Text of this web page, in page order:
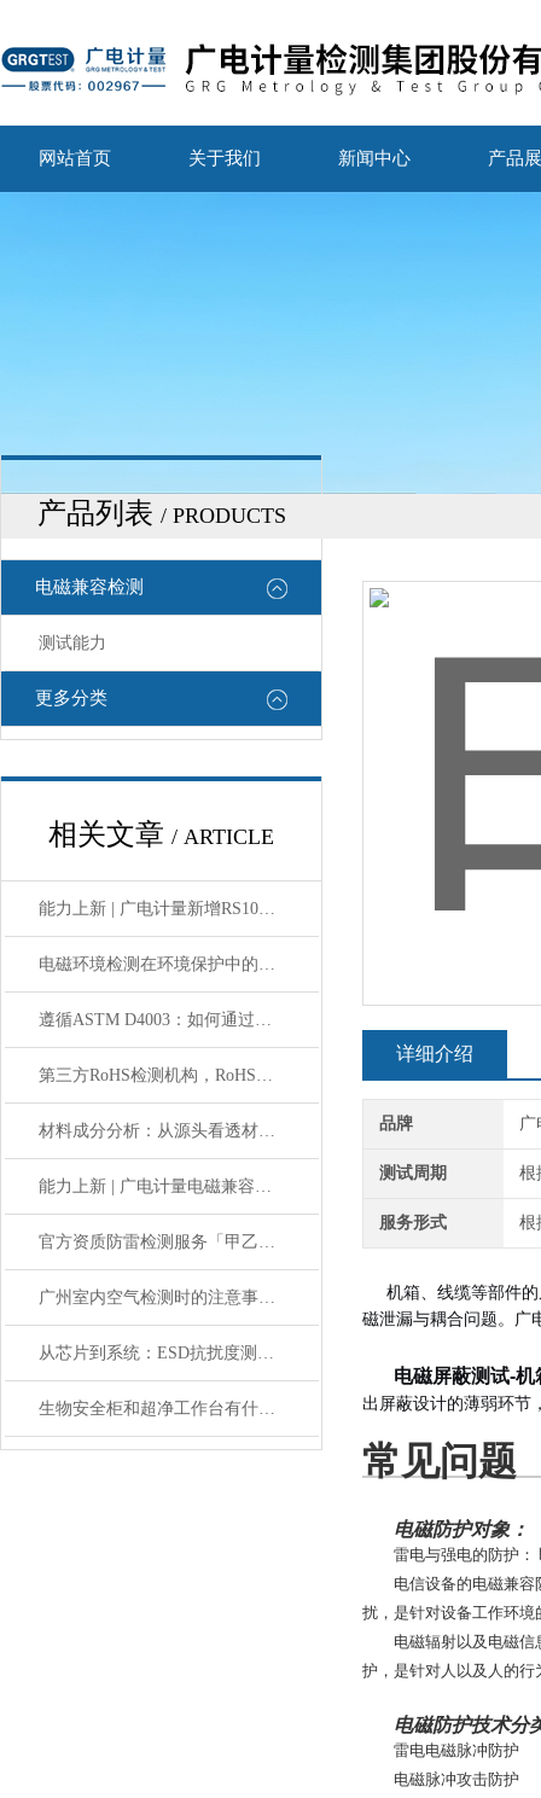
网站首页 关于我们 新闻中心 产品
产品列表 / PRODUCTS
电磁兼容检测
测试能力
更多分类
相关文章 / ARTICLE
能力上新 | 广电计量新增RS105电磁脉冲测试系统
电磁环境检测在环境保护中的应用
遵循ASTM D4003：如何通过标准测试保障产品运输安全并降低损耗？
第三方RoHS检测机构，RoHS检测报告有效性
材料成分分析：从源头看透材料的“基因”
能力上新 | 广电计量电磁兼容测试系统升级，赋能北方工业经济
官方资质防雷检测服务「甲乙级」资质，出具气象局认可报告
广州室内空气检测时的注意事项，不知道的快来看看！
从芯片到系统：ESD抗扰度测试与整改实例
生物安全柜和超净工作台有什么区别？现场检测校准机构
详细介绍
品牌 广
测试周期 根
服务形式 根
机箱、线缆等部件
磁泄漏与耦合问题。广
电磁屏蔽测试-
出屏蔽设计的薄弱环节
常见问题
电磁防护对象：
雷电与强电的防护：
电信设备的电磁兼
扰，是针对设备工作环境
电磁辐射以及电磁
护，是针对人以及人的行
电磁防护技术分
雷电电磁脉冲防护
电磁脉冲攻击防护